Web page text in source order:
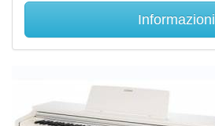
Informazioni